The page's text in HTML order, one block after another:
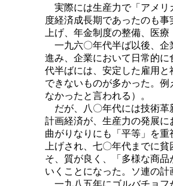
実際には生産力で「アメリ
度経済成長期であったのも
上げ、年金制度の整備、医
一九六〇年代半ば以後、企
進み、企業において日常的
代半ばには、安定した雇用
できないものが多かった。
なかったと言われる）。
だが、八〇年代には技術革
計画経済が、生産力の発展
曲がりなりにも「平等」を
上げされ、七〇年代までに
そ、質が良く、「多様な商
いくことになった。ソ連の
一九八五年にゴルバチョフ